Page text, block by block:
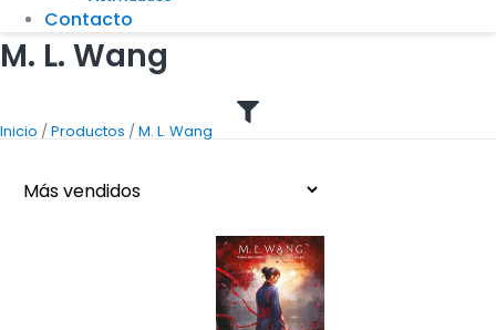
Contacto
M. L. Wang
Inicio /Productos /M. L. Wang